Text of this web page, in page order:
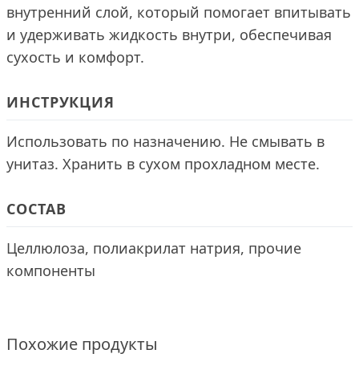
внутренний слой, который помогает впитывать
и удерживать жидкость внутри, обеспечивая
сухость и комфорт.
ИНСТРУКЦИЯ
Использовать по назначению. Не смывать в
унитаз. Хранить в сухом прохладном месте.
СОСТАВ
Целлюлоза, полиакрилат натрия, прочие
компоненты
Похожие продукты